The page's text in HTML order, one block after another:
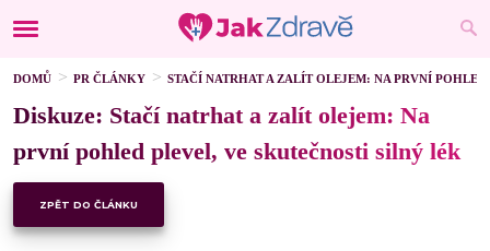
DOMŮ PR ČLÁNKY STAČÍ NATRHAT A ZALÍT OLEJEM: NA PRVNÍ
Diskuze: Stačí natrhat a zalít olejem: Na
první pohled plevel, ve skutečnosti silný lék
ZPĚT DO ČLÁNKU